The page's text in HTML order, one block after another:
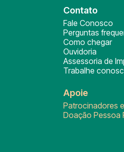
Contato
Fale Conosco
Perguntas
Como chegar
Ouvidoria
Assessoria de
Trabalhe
Apoie
Patrocinadores
Doação Pessoa